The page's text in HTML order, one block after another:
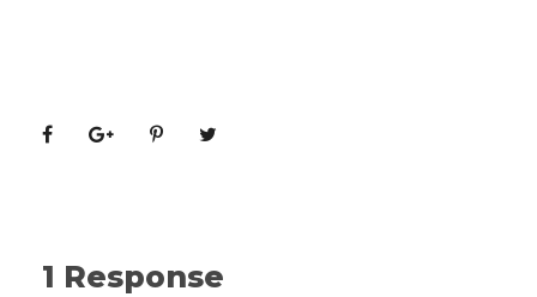
1 Response